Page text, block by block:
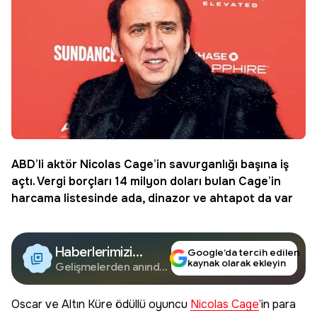
ABD’li aktör Nicolas Cage’in savurganlığı başına iş
açtı. Vergi borçları 14 milyon doları bulan Cage’in
harcama listesinde ada, dinazor ve ahtapot da var
Haberlerimizi
Google'da Takip
Edin
Gelişmelerden anında
Google’da tercih edilen
kaynak olarak ekleyin
Oscar ve Altın Küre ödüllü oyuncu Nicolas Cage’in para